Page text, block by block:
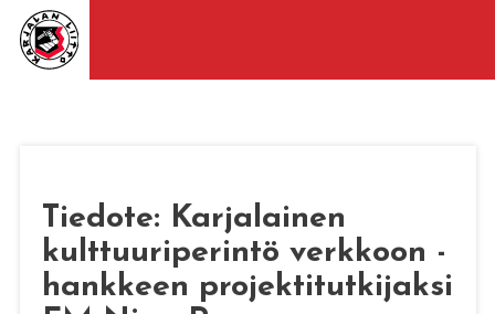
Tiedote: Karjalainen
kulttuuriperintö verkkoon -
hankkeen projektitutkijaksi